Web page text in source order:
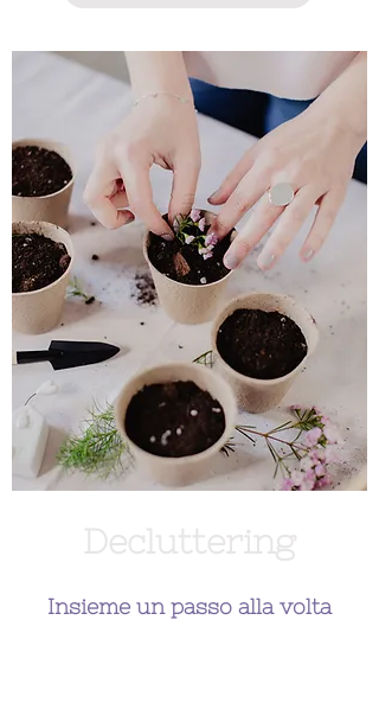
Decluttering
Insieme un passo alla volta